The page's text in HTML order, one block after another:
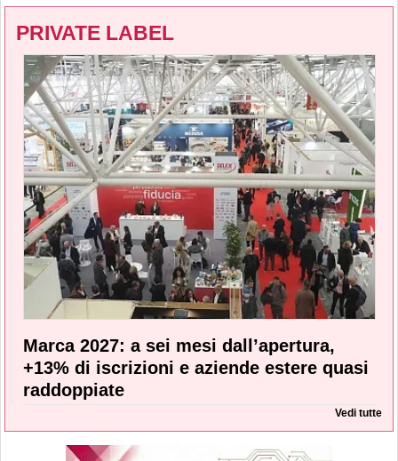
PRIVATE LABEL
Marca 2027: a sei mesi dall’apertura,
+13% di iscrizioni e aziende estere quasi
raddoppiate
Vedi tutte